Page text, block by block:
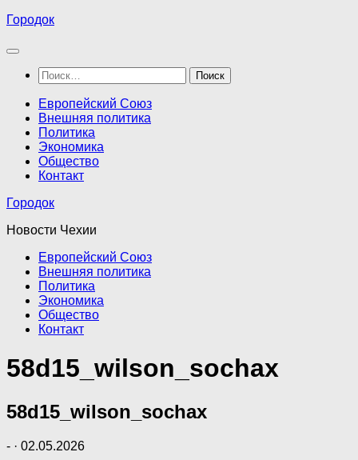
Перейти
содержимому
Городок
Найти:
Европейский Союз
Внешняя политика
Политика
Экономика
Общество
Контакт
Городок
Новости Чехии
Европейский Союз
Внешняя политика
Политика
Экономика
Общество
Контакт
58d15_wilson_sochax
58d15_wilson_sochax
- · 02.05.2026